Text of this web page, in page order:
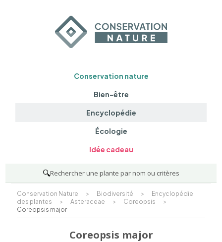
Conservation nature
Bien-être
Encyclopédie
Écologie
Idée cadeau
🔍Rechercher une plante par nom ou critères
Conservation Nature > Biodiversité >
Encyclopédie
des plantes
> Asteraceae > Coreopsis
>
Coreopsis major
Coreopsis major